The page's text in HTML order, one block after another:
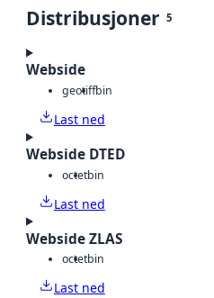
Distribusjoner 5
Webside
geotiffbin
Last ned
Webside DTED
octetbin
Last ned
Webside ZLAS
octetbin
Last ned